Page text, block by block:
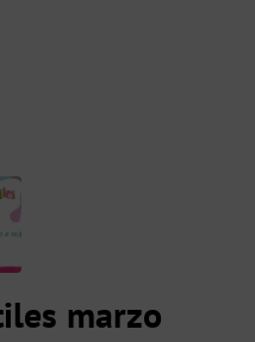
marzo